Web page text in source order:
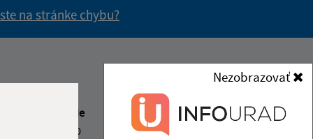
Nezobrazovať
na stránke chybu?
Čas poobede
13:00 - 15:00
Obecný úrad Ďačov
Ďačov 120